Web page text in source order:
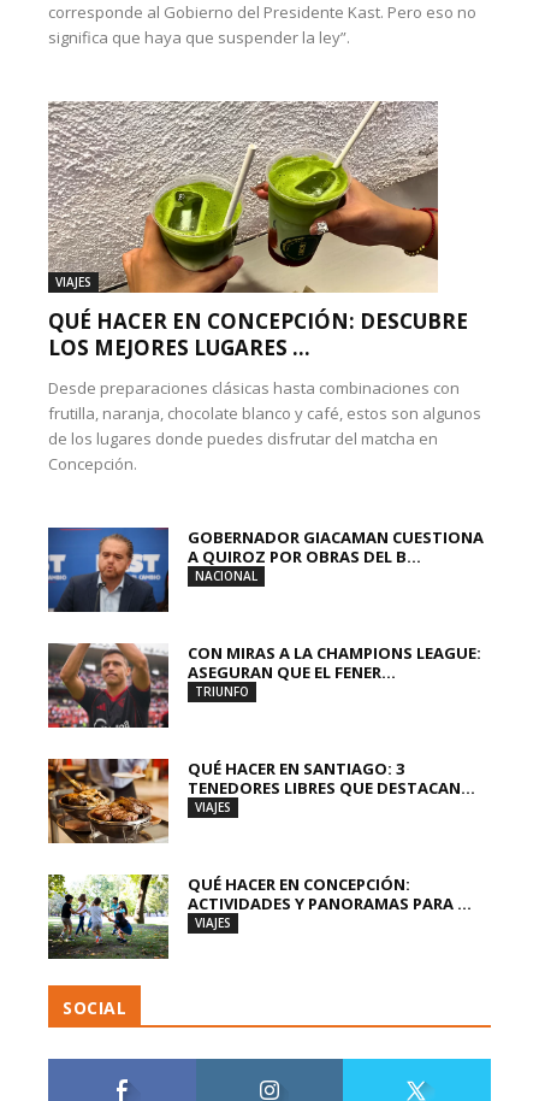
corresponde al Gobierno del Presidente Kast. Pero eso no
significa que haya que suspender la ley”.
VIAJES
QUÉ HACER EN CONCEPCIÓN: DESCUBRE
LOS MEJORES LUGARES ...
Desde preparaciones clásicas hasta combinaciones con
frutilla, naranja, chocolate blanco y café, estos son algunos
de los lugares donde puedes disfrutar del matcha en
Concepción.
GOBERNADOR GIACAMAN CUESTIONA
A QUIROZ POR OBRAS DEL B...
NACIONAL
CON MIRAS A LA CHAMPIONS LEAGUE:
ASEGURAN QUE EL FENER...
TRIUNFO
QUÉ HACER EN SANTIAGO: 3
TENEDORES LIBRES QUE DESTACAN...
VIAJES
QUÉ HACER EN CONCEPCIÓN:
ACTIVIDADES Y PANORAMAS PARA ...
VIAJES
SOCIAL